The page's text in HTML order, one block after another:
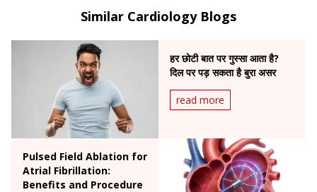
vascular interventions, and has been honored with the
Gandhi Centenary and Mother Teresa International
Awards.
Similar Cardiology Blogs
हर छोटी बात पर गुस्सा आता है?
दिल पर पड़ सकता है बुरा असर
read more
Pulsed Field Ablation for
Atrial Fibrillation:
Benefits and Procedure